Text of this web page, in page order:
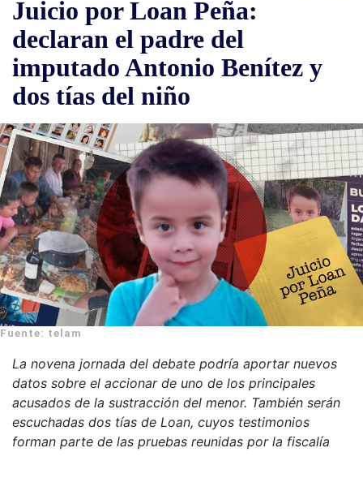
Juicio por Loan Peña:
declaran el padre del
imputado Antonio Benítez y
dos tías del niño
Fuente: telam
La novena jornada del debate podría aportar nuevos
datos sobre el accionar de uno de los principales
acusados de la sustracción del menor. También serán
escuchadas dos tías de Loan, cuyos testimonios
forman parte de las pruebas reunidas por la fiscalía